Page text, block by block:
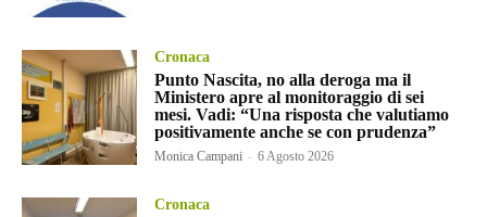
Cronaca
Punto Nascita, no alla deroga ma il
Ministero apre al monitoraggio di sei
mesi. Vadi: “Una risposta che valutiamo
positivamente anche se con prudenza”
Monica Campani - 6 Agosto 2026
Cronaca